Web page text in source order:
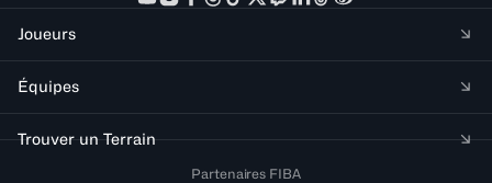
Joueurs
Équipes
Trouver un Terrain
Partenaires FIBA